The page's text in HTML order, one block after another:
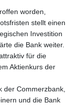
worden,
stellt einen
Investition
die Bank weiter.
für die
Aktienkurs der
der Commerzbank,
und die Bank